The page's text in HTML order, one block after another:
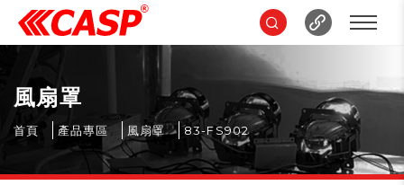
風扇罩
首頁 產品專區 風扇罩 83-FS902